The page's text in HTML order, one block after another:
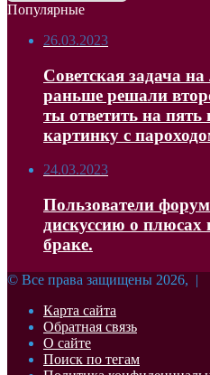
Популярные
26.03.2023
Советская задача
раньше решали
ты ответить на пять
картинку с
24.03.2023
Пользователи
дискуссию о
браке.
© Все права защищены 2026, |
Карта сайта
Обратная связь
О сайте
Поиск по тегам